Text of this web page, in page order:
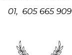
01, 605 665 909